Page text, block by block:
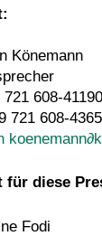
Könemann
721 608-41190
721 608-
koenemann∂
für diese
Fodi